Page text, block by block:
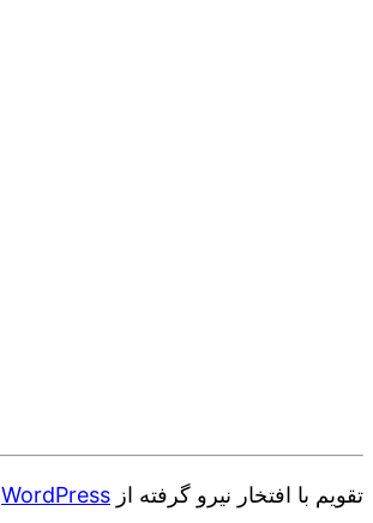
تقویم با افتخار نیرو گرفته از WordPress